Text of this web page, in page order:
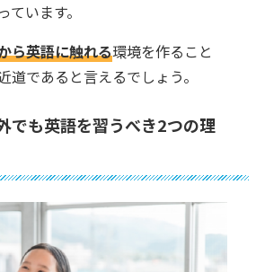
います。
ら英語に触れる環境を作ること
道であると言えるでしょう。
でも英語を習うべき2つの理